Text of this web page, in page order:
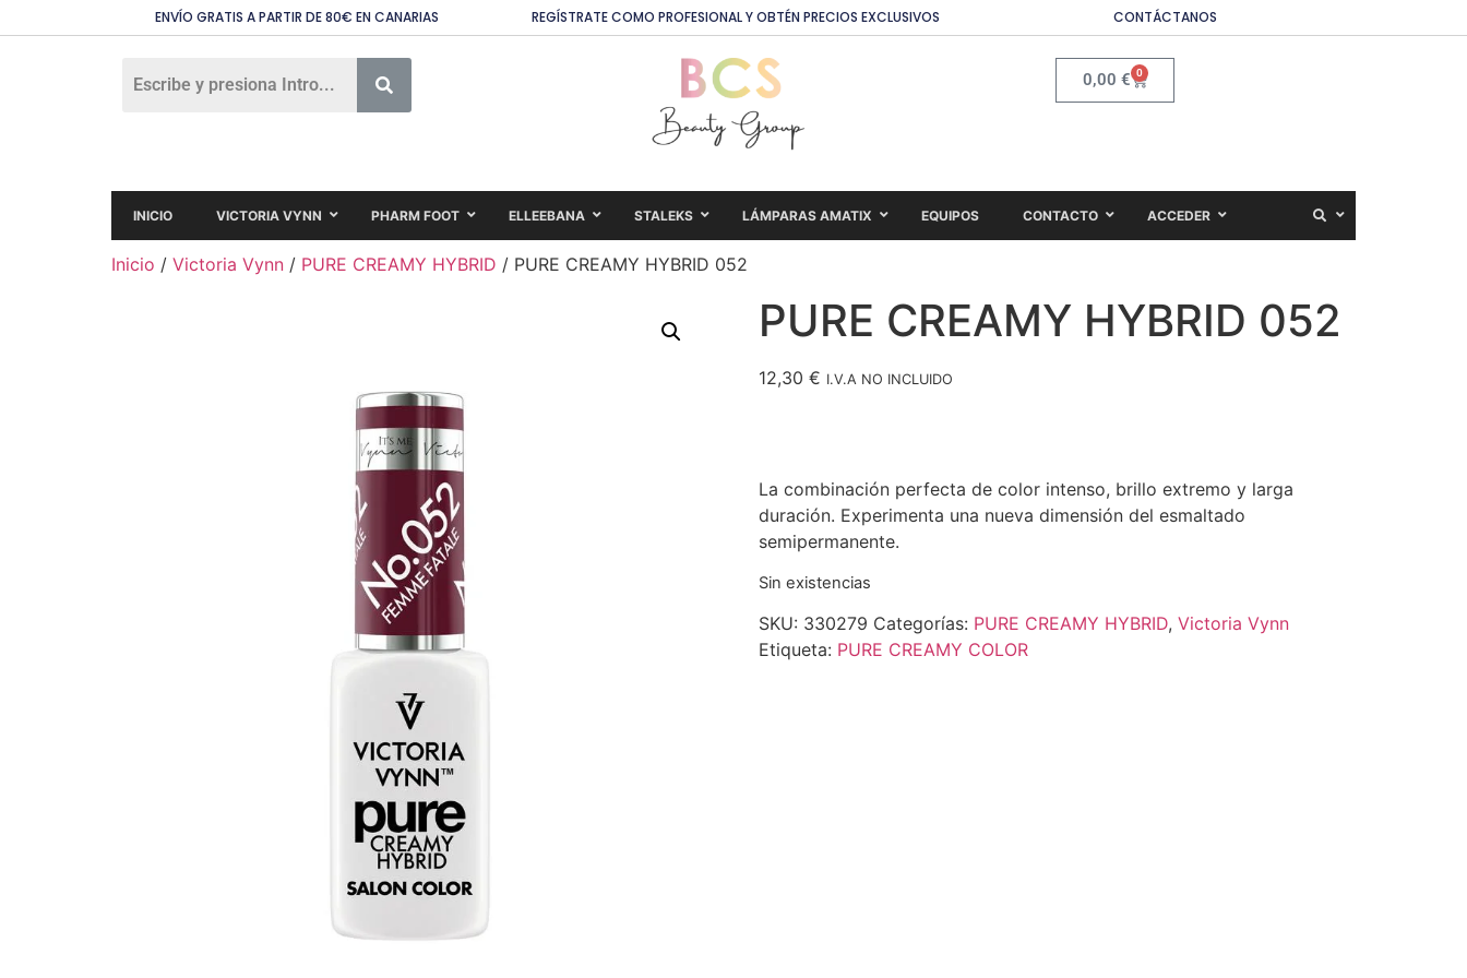
ENVÍO GRATIS A PARTIR DE 80€ EN CANARIAS REGÍSTRATE COMO PROFESIONAL Y OBTÉN PRECIOS EXCLUSIVOS CONTÁCTANOS
0,00 € 0
INICIO VICTORIA VYNN PHARM FOOT ELLEEBANA STALEKS LÁMPARAS AMATIX EQUIPOS CONTACTO ACCEDER
Inicio / Victoria Vynn / PURE CREAMY HYBRID / PURE CREAMY HYBRID 052
PURE CREAMY HYBRID 052
12,30 € I.V.A NO INCLUIDO
La combinación perfecta de color intenso, brillo extremo y larga
duración. Experimenta una nueva dimensión del esmaltado
semipermanente.
Sin existencias
SKU: 330279 Categorías: PURE CREAMY HYBRID, Victoria Vynn
Etiqueta: PURE CREAMY COLOR